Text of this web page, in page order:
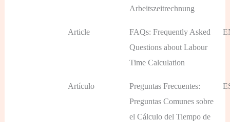
Arbeitszeitrechnung
Article
FAQs: Frequently Asked
Questions about Labour
Time Calculation
Artículo
Preguntas Frecuentes:
Preguntas Comunes sobre
el Cálculo del Tiempo de